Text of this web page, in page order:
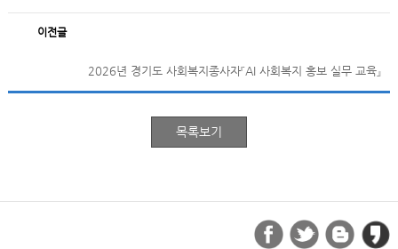
이전글
2026년 경기도 사회복지종사자『AI 사회복지 홍보 실무 교육』